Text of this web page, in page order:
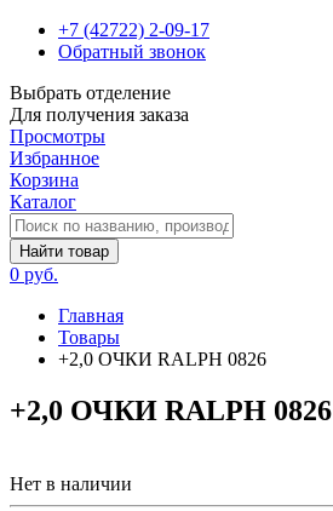
+7 (42722) 2-09-17
Обратный звонок
Выбрать отделение
Для получения заказа
Просмотры
Избранное
Корзина
Каталог
Найти товар
0 руб.
Главная
Товары
+2,0 ОЧКИ RALPH 0826
+2,0 ОЧКИ RALPH 0826
Нет в наличии